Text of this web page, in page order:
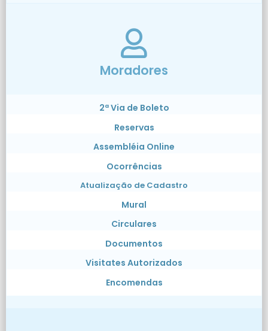
Moradores
2ª Via de Boleto
Reservas
Assembléia Online
Ocorrências
Atualização de Cadastro
Mural
Circulares
Documentos
Visitates Autorizados
Encomendas